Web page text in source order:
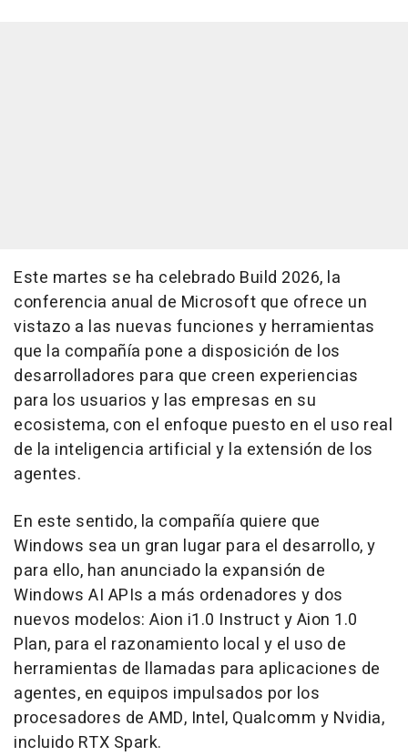
Este martes se ha celebrado Build 2026, la
conferencia anual de Microsoft que ofrece un
vistazo a las nuevas funciones y herramientas
que la compañía pone a disposición de los
desarrolladores para que creen experiencias
para los usuarios y las empresas en su
ecosistema, con el enfoque puesto en el uso real
de la inteligencia artificial y la extensión de los
agentes.
En este sentido, la compañía quiere que
Windows sea un gran lugar para el desarrollo, y
para ello, han anunciado la expansión de
Windows AI APIs a más ordenadores y dos
nuevos modelos: Aion i1.0 Instruct y Aion 1.0
Plan, para el razonamiento local y el uso de
herramientas de llamadas para aplicaciones de
agentes, en equipos impulsados por los
procesadores de AMD, Intel, Qualcomm y Nvidia,
incluido RTX Spark.